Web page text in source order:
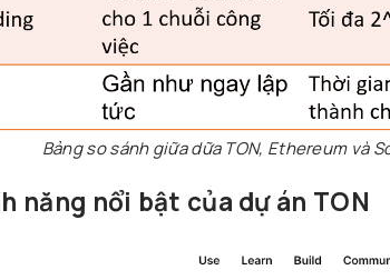
Bảng so sánh giữa dữa TON, Ethereum và
năng nổi bật của dự án TON